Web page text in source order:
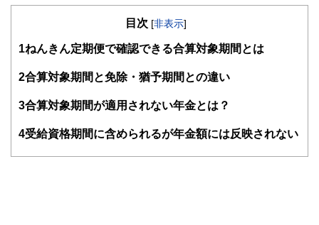
得者を中心に「お金や暮らし」に関する書籍・雑誌の編集経
験者で構成され、企画立案から記事掲載まですべての工程に
FinancialFieldの特徴は、ファイナンシャルプランナー、弁
ドバイザー、DCプランナー、公認会計士、社会保険労務
ど150名以上の有資格者を執筆者・監修者として迎え、むず
をわかりやすく発信している点です。
このように編集経験豊富なメンバーと金融や経済に精通した
（保有資格）
・１級ファイナンシャル・プランニング技能士
・DC(確定拠出年金)プランナー
・住宅ローンアドバイザー
マネーコンサルタントとしての個人向け相談、NISA・
るセミナー講師のほか、金融メディアへの執筆および監修に
以上の執筆・監修をこなしており、これまでの執筆・監修実
目次 [非表示]
1 ねんきん定期便で確認できる合算対象期間とは
2合算対象期間と免除・猶予期間との違い
3合算対象期間が適用されない年金とは？
4受給資格期間に含められるが年金額には反映されない